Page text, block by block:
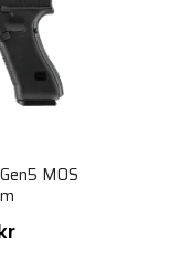
MOS